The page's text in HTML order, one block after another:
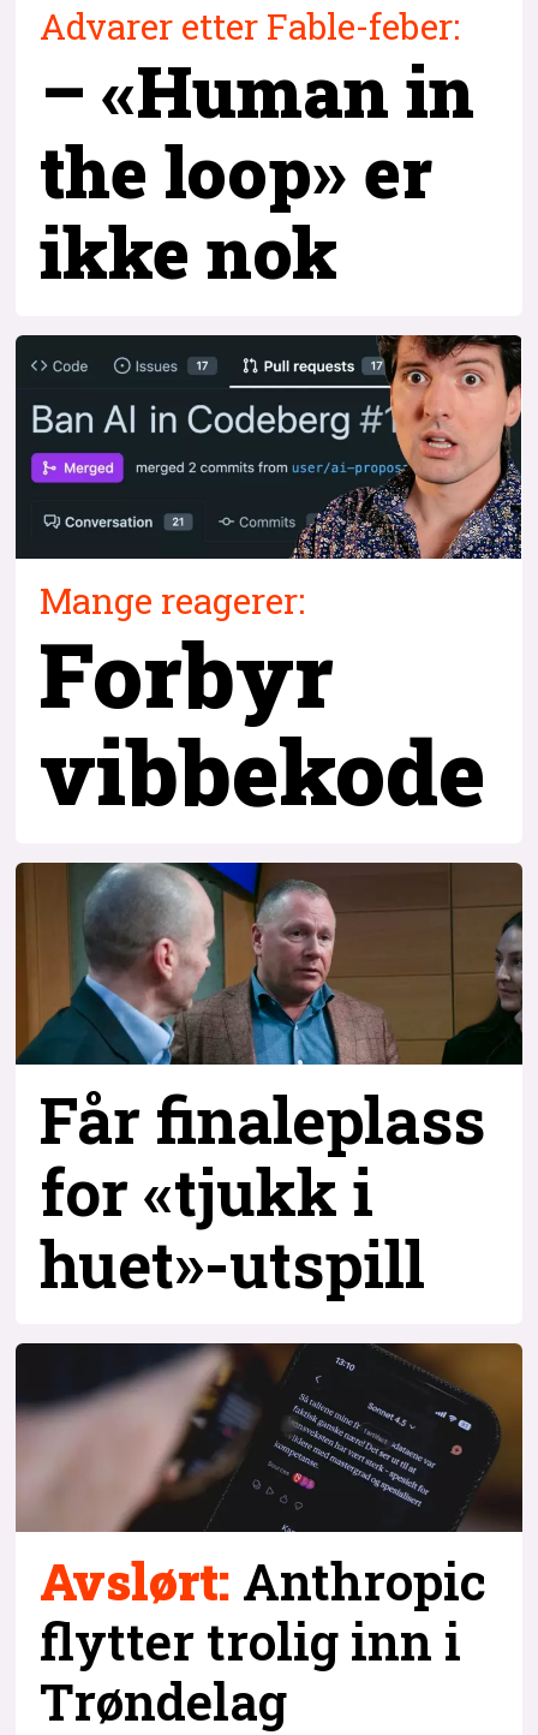
Advarer etter Fable-feber:
– «Human in
the loop» er
ikke nok
Mange reagerer:
Forbyr
vibbekode
Får finaleplass
for «tjukk i
huet»-utspill
Avslørt: Anthropic
flytter trolig inn i
Trøndelag